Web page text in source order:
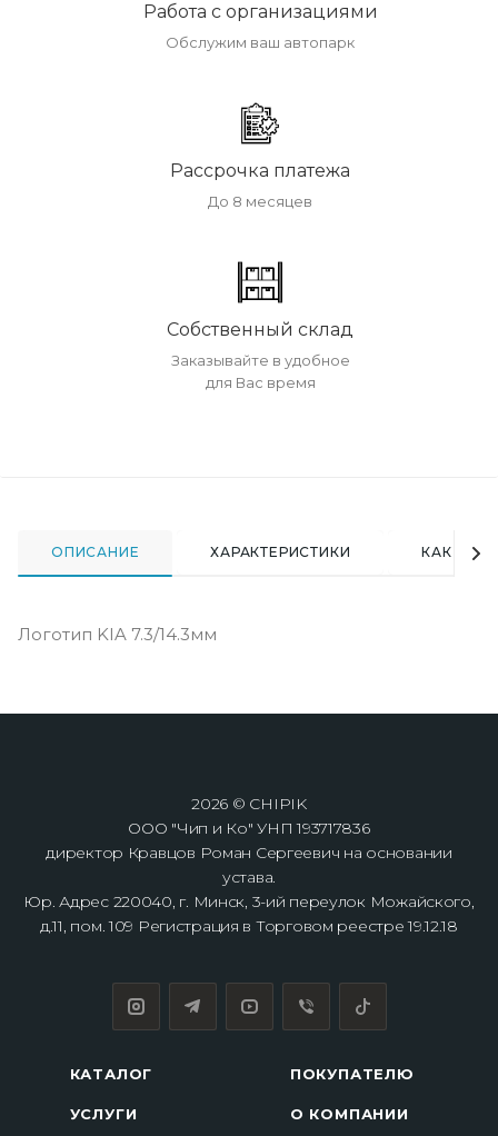
Работа с организациями
Обслужим ваш автопарк
Рассрочка платежа
До 8 месяцев
Собственный склад
Заказывайте в удобное
для Вас время
ОПИСАНИЕ ХАРАКТЕРИСТИКИ КАК
Логотип KIA 7.3/14.3мм
2026 © CHIPIK
ООО "Чип и Ко" УНП 193717836
директор Кравцов Роман Сергеевич на основании
устава.
Юр. Адрес 220040, г. Минск, 3-ий переулок Можайского,
д.11, пом. 109 Регистрация в Торговом реестре 19.12.18
КАТАЛОГ
УСЛУГИ
ПОКУПАТЕЛЮ
О КОМПАНИИ